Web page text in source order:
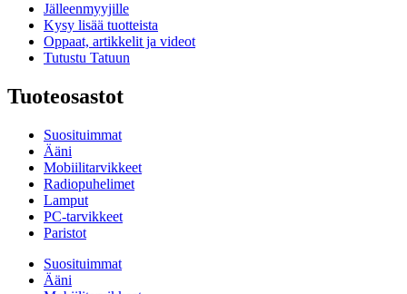
Jälleenmyyjille
Kysy lisää tuotteista
Oppaat, artikkelit ja videot
Tutustu Tatuun
Tuoteosastot
Suosituimmat
Ääni
Mobiilitarvikkeet
Radiopuhelimet
Lamput
PC-tarvikkeet
Paristot
Suosituimmat
Ääni